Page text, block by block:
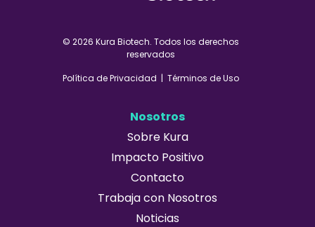
© 2026 Kura Biotech. Todos los derechos
reservados
Política de Privacidad | Términos de Uso
Nosotros
Sobre Kura
Impacto Positivo
Contacto
Trabaja con Nosotros
Noticias